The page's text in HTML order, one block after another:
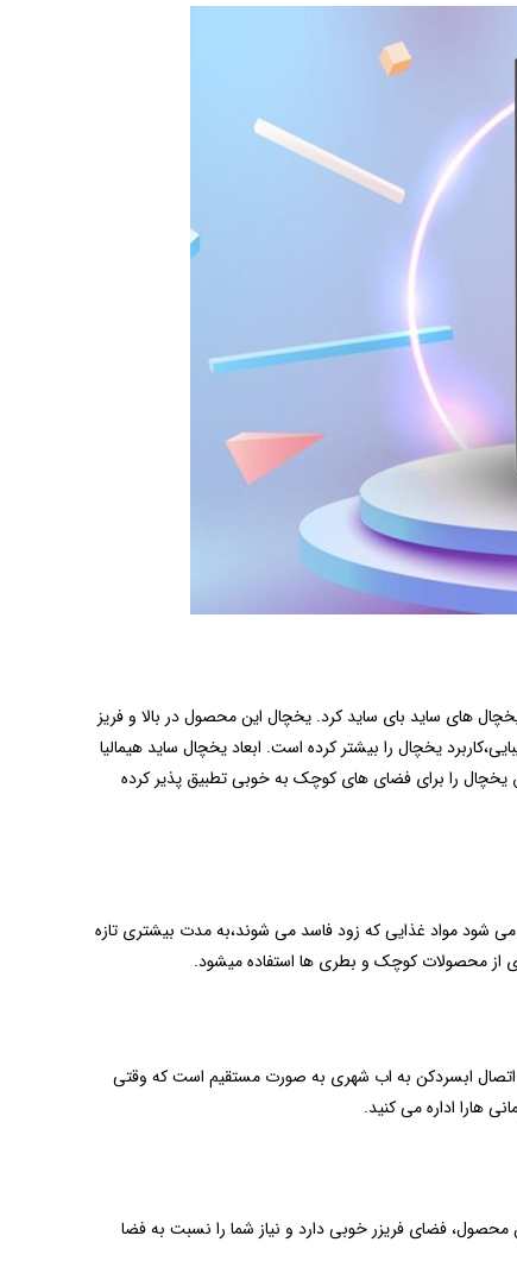
های ساید بای ساید کرد. یخچال این محصول در بالا و فریز
یخچال را بیشتر کرده است. ابعاد یخچال ساید هیمالیا
کوچک بسیار مناسب است.ارتفاع این محصول به 190 سانتی متر میرسد.90 سانتر عرض و 81سانتی متر عمق یخچال را برای فضای های کوچک به خوبی تطبیق پذیر کرده
شود مواد غذایی که زود فاسد می شوند،به مدت بیشتری تازه
اتصال ابسردکن به اب شهری به صورت مستقیم است که وقتی
هارا اداره می کنید.
اهمیت فریزر به اندازه یخچال شده است و وجود فریزر با کیفیت بسیار کارا است. با توجه به عرض 90سانتی این محصول، فضای فریزر خوبی دارد و نیاز شما را نسبت به فضا